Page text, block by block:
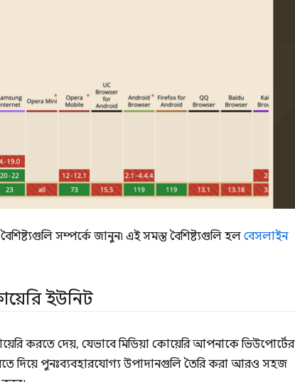
সম্পর্কে জানুন৷ এই সমস্ত বৈশিষ্ট্যগুলি হল বেসলাইন
ইউনিট
করতে দেয়, যেভাবে মিডিয়া কোয়েরি আপনাকে ভিউপোর্টের
দিয়ে পুনঃব্যবহারযোগ্য উপাদানগুলি তৈরি করা আরও সহজ